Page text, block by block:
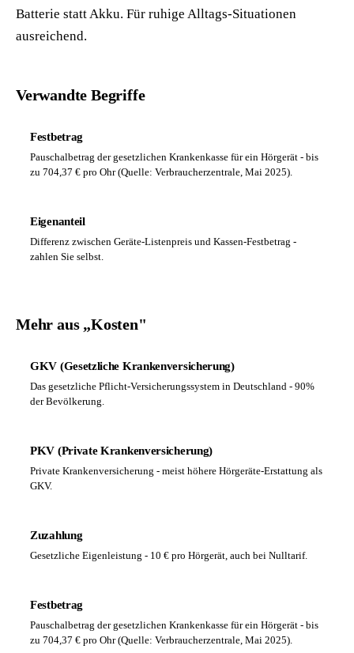
Batterie statt Akku. Für ruhige Alltags-Situationen
ausreichend.
Verwandte Begriffe
Festbetrag
Pauschalbetrag der gesetzlichen Krankenkasse für ein Hörgerät - bis
zu 704,37 € pro Ohr (Quelle: Verbraucherzentrale, Mai 2025).
Eigenanteil
Differenz zwischen Geräte-Listenpreis und Kassen-Festbetrag -
zahlen Sie selbst.
Mehr aus „Kosten"
GKV (Gesetzliche Krankenversicherung)
Das gesetzliche Pflicht-Versicherungssystem in Deutschland - 90%
der Bevölkerung.
PKV (Private Krankenversicherung)
Private Krankenversicherung - meist höhere Hörgeräte-Erstattung als
GKV.
Zuzahlung
Gesetzliche Eigenleistung - 10 € pro Hörgerät, auch bei Nulltarif.
Festbetrag
Pauschalbetrag der gesetzlichen Krankenkasse für ein Hörgerät - bis
zu 704,37 € pro Ohr (Quelle: Verbraucherzentrale, Mai 2025).